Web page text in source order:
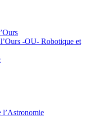
-OU- Robotique et